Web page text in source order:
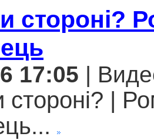
стороні?
17:05 |
стороні? |